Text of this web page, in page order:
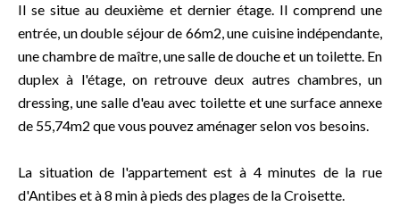
Il se situe au deuxième et dernier étage. Il comprend une
entrée, un double séjour de 66m2, une cuisine indépendante,
une chambre de maître, une salle de douche et un toilette. En
duplex à l'étage, on retrouve deux autres chambres, un
dressing, une salle d'eau avec toilette et une surface annexe
de 55,74m2 que vous pouvez aménager selon vos besoins.
La situation de l'appartement est à 4 minutes de la rue
d'Antibes et à 8 min à pieds des plages de la Croisette.